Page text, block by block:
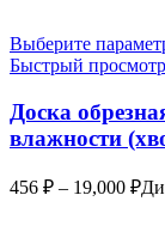
Выберите
Быстрый просмотр
Доска
влажности
456 ₽ – 19,000 ₽